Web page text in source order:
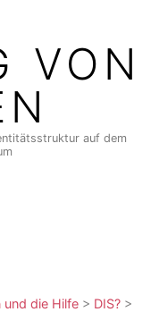
VON
auf dem
und die Hilfe > DIS? >